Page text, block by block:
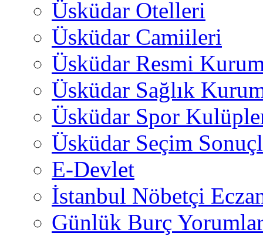
Üsküdar Otelleri
Üsküdar Camiileri
Üsküdar Resmi
Üsküdar Sağlık
Üsküdar Spor
Üsküdar Seçim
E-Devlet
İstanbul Nöbetçi
Günlük Burç